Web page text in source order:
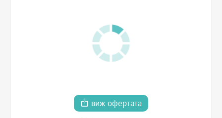
виж офертата